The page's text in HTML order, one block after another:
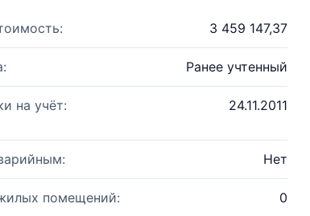
3 459 147,37
Ранее учтенный
на учёт: 24.11.2011
Нет
помещений: 0